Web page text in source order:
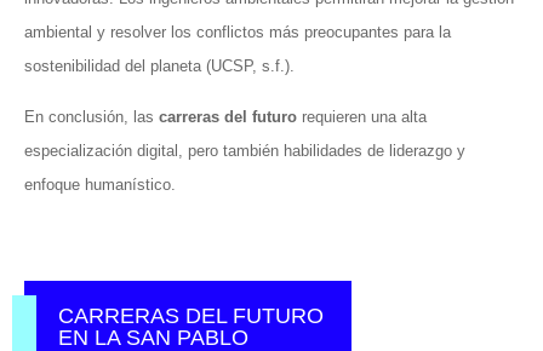
ambiental y resolver los conflictos más preocupantes para la
sostenibilidad del planeta (UCSP, s.f.).
En conclusión, las carreras del futuro requieren una alta
especialización digital, pero también habilidades de liderazgo y
enfoque humanístico.
CARRERAS DEL FUTURO
EN LA SAN PABLO